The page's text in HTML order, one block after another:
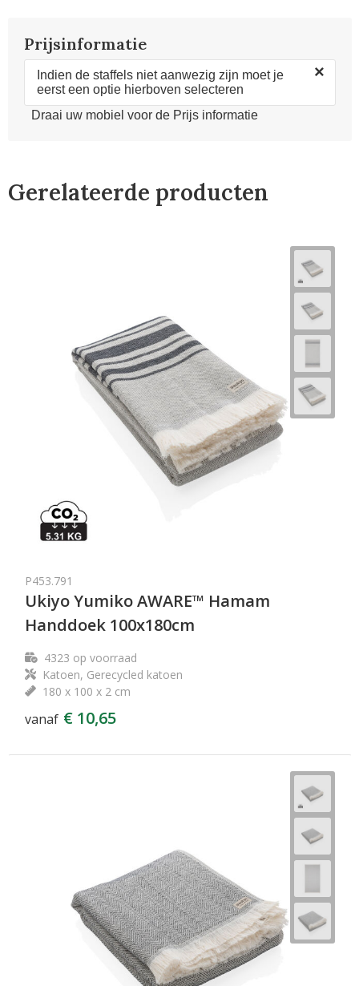
Prijsinformatie
Indien de staffels niet aanwezig zijn moet je
eerst een optie hierboven selecteren
×
Draai uw mobiel voor de Prijs informatie
Gerelateerde producten
P453.791
Ukiyo Yumiko AWARE™ Hamam
Handdoek 100x180cm
4323 op voorraad
Katoen, Gerecycled katoen
180 x 100 x 2 cm
vanaf € 10,65